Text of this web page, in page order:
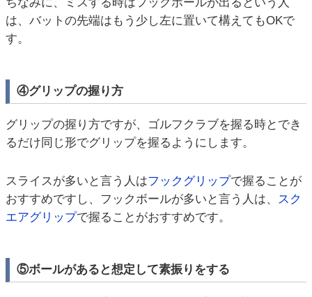
は、バットの先端はもう少し左に置いて構えてもOKで
す。
④グリップの握り方
グリップの握り方ですが、ゴルフクラブを握る時とでき
るだけ同じ形でグリップを握るようにします。
スライスが多いと言う人はフックグリップで握ることが
おすすめですし、フックボールが多いと言う人は、
スク
エアグリップで握ることがおすすめです。
⑤ボールがあると想定して素振りをする